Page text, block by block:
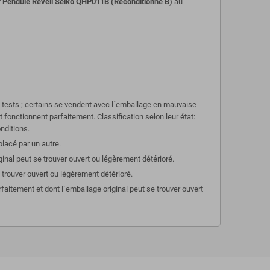
; certains se vendent avec l´emballage en mauvaise
fonctionnent parfaitement. Classification selon leur état:
par un autre.
peut se trouver ouvert ou légèrement détérioré.
ouvert ou légèrement détérioré.
et dont l´emballage original peut se trouver ouvert